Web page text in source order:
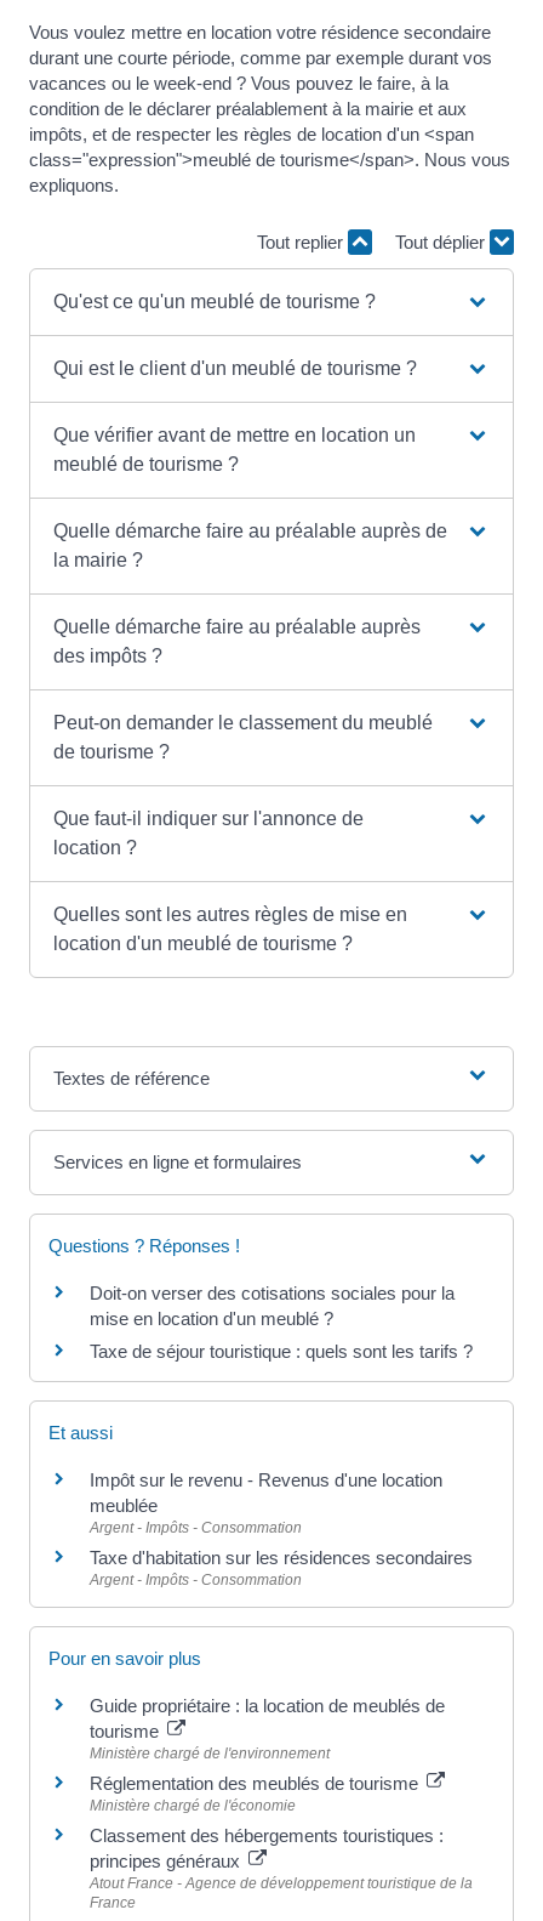
Vous voulez mettre en location votre résidence secondaire
durant une courte période, comme par exemple durant vos
vacances ou le week-end ? Vous pouvez le faire, à la
condition de le déclarer préalablement à la mairie et aux
impôts, et de respecter les règles de location d'un <span
class="expression">meublé de tourisme</span>. Nous vous
expliquons.
Tout replier Tout déplier
Qu'est ce qu'un meublé de tourisme ?
Qui est le client d'un meublé de tourisme ?
Que vérifier avant de mettre en location un
meublé de tourisme ?
Quelle démarche faire au préalable auprès de
la mairie ?
Quelle démarche faire au préalable auprès
des impôts ?
Peut-on demander le classement du meublé
de tourisme ?
Que faut-il indiquer sur l'annonce de
location ?
Quelles sont les autres règles de mise en
location d'un meublé de tourisme ?
Textes de référence
Services en ligne et formulaires
Questions ? Réponses !
Doit-on verser des cotisations sociales pour la
mise en location d'un meublé ?
Taxe de séjour touristique : quels sont les tarifs ?
Et aussi
Impôt sur le revenu - Revenus d'une location
meublée
Argent - Impôts - Consommation
Taxe d'habitation sur les résidences secondaires
Argent - Impôts - Consommation
Pour en savoir plus
Guide propriétaire : la location de meublés de
tourisme
Ministère chargé de l'environnement
Réglementation des meublés de tourisme
Ministère chargé de l'économie
Classement des hébergements touristiques :
principes généraux
Atout France - Agence de développement touristique de la
France